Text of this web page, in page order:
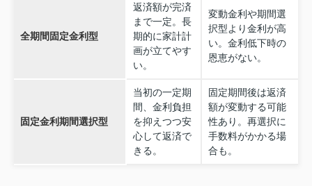
全期間固定金利型
返済額が完済
まで一定。長
期的に家計計
画が立てやす
い。
変動金利や期間選
択型より金利が高
い。金利低下時の
恩恵がない。
固定金利期間選択型
当初の一定期
間、金利負担
を抑えつつ安
心して返済で
きる。
固定期間後は返済
額が変動する可能
性あり。再選択に
手数料がかかる場
合も。